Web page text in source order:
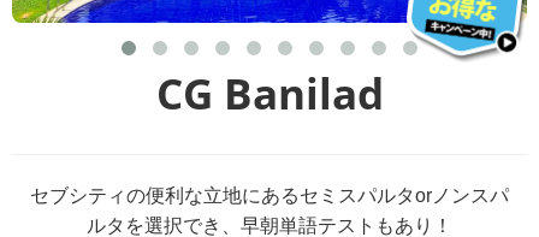
CG Banilad
セブシティの便利な立地にあるセミスパルタorノンスパ
ルタを選択でき、早朝単語テストもあり！